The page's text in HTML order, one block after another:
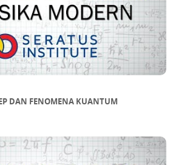
DAN FENOMENA KUANTUM